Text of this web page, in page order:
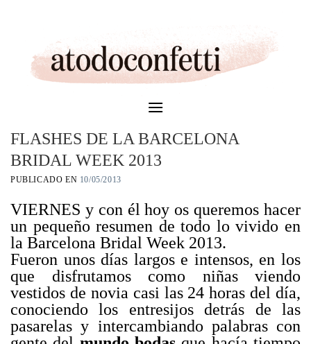
FLASHES DE LA BARCELONA
BRIDAL WEEK 2013
PUBLICADO EN 10/05/2013
VIERNES y con él hoy os queremos hacer
un pequeño resumen de todo lo vivido en
la Barcelona Bridal Week 2013.
Fueron unos días largos e intensos, en los
que disfrutamos como niñas viendo
vestidos de novia casi las 24 horas del día,
conociendo los entresijos detrás de las
pasarelas y intercambiando palabras con